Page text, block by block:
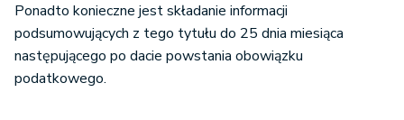
Ponadto konieczne jest składanie informacji
podsumowujących z tego tytułu do 25 dnia miesiąca
następującego po dacie powstania obowiązku
podatkowego.